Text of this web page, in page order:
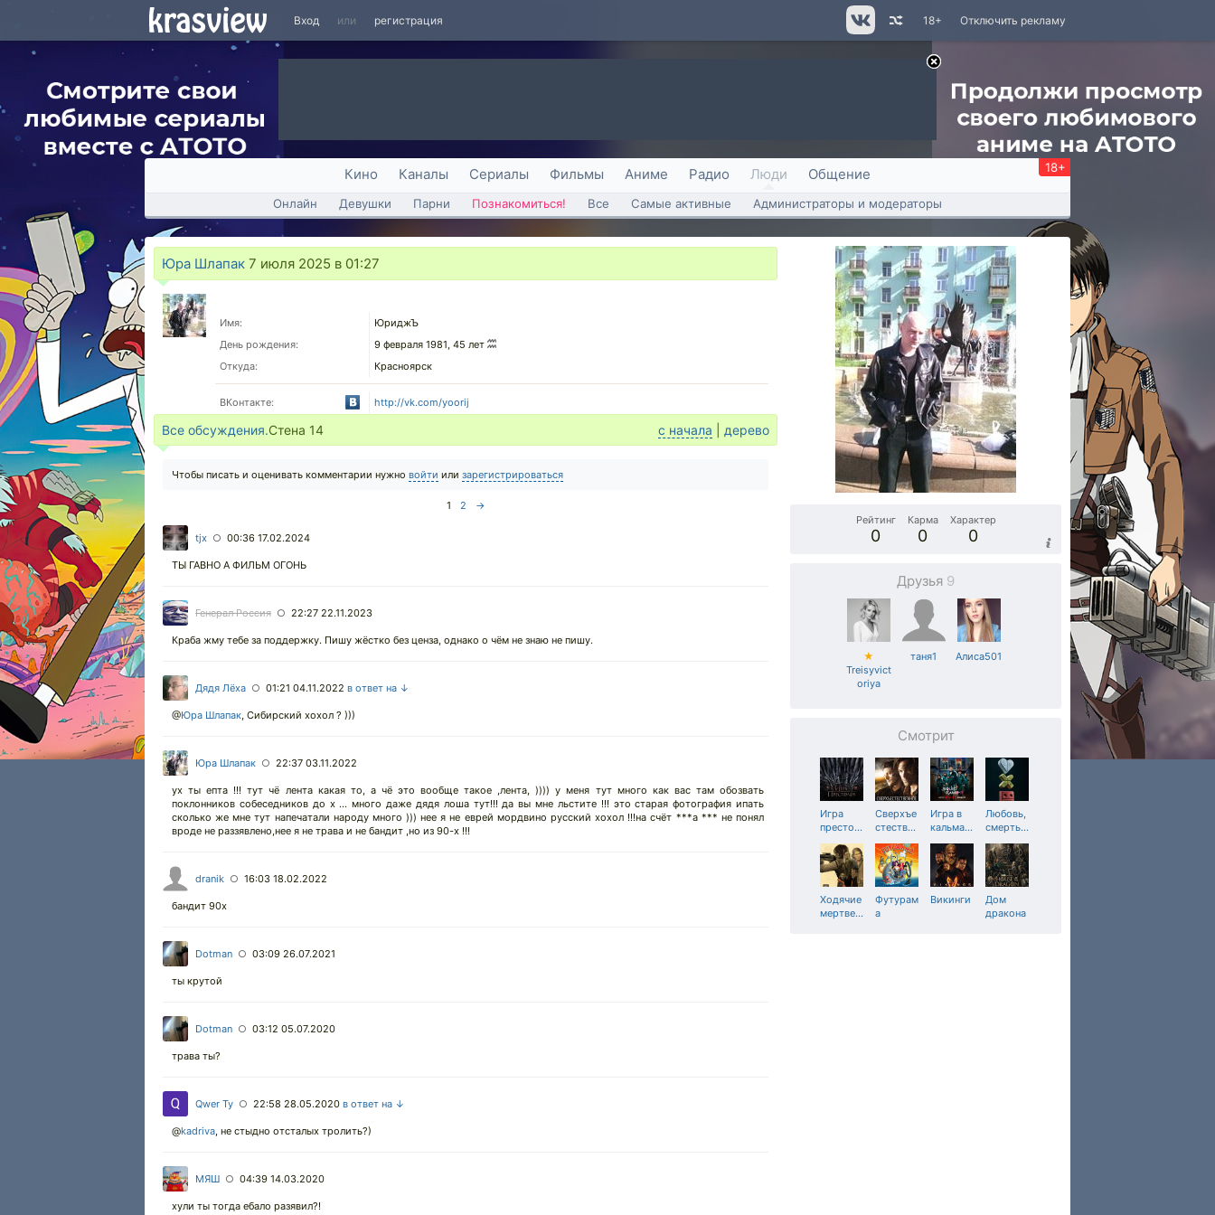
Вход или регистрация Отключить рекламу
18+
Кино Каналы Сериалы Фильмы Аниме Радио Люди Общение 18+
Онлайн Девушки Парни Познакомиться! Все Самые активные Администраторы и модераторы
Юра Шлапак 7 июля 2025 в 01:27
Имя:
ЮриджЪ
День рождения:
9 февраля 1981, 45 лет
Откуда:
Красноярск
ВКонтакте: http://vk.com/yoorij
Все обсуждения.Стена 14 с начала дерево
Чтобы писать и оценивать комментарии нужно войти или зарегистрироваться
1 2 →
tjx ○ 00:36 17.02.2024
ТЫ ГАВНО А ФИЛЬМ ОГОНЬ
Генерал Россия ○ 22:27 22.11.2023
Краба жму тебе за поддержку. Пишу жёстко без ценза, однако о чём не знаю не пишу.
Дядя Лёха ○ 01:21 04.11.2022 в ответ на ↓
@Юра Шлапак, Сибирский хохол ? )))
Юра Шлапак ○ 22:37 03.11.2022
ух ты епта !!! тут чё лента какая то, а чё это вообще такое ,лента, )))) у меня тут много как вас там обозвать
поклонников собеседников до х ... много даже дядя лоша тут!!! да вы мне льстите !!! это старая фотография ипать
сколько же мне тут напечатали народу много ))) нее я не еврей мордвино русский хохол !!!на счёт ***а *** не понял
вроде не раззявлено,нее я не трава и не бандит ,но из 90-х !!!
dranik ○ 16:03 18.02.2022
бандит 90х
Dotman ○ 03:09 26.07.2021
ты крутой
Dotman ○ 03:12 05.07.2020
трава ты?
Qwer Ty ○ 22:58 28.05.2020 в ответ на ↓
@kadriva, не стыдно отсталых тролить?)
МЯШ ○ 04:39 14.03.2020
хули ты тогда ебало разявил?!
Рейтинг
0
Карма
0
Характер
0
Друзья 9
★
Treisyvict
oriya
таня1 Алиса501
Смотрит
Игра
престо…
Сверхъе
стеств…
Игра в
кальма…
Любовь,
смерть…
Ходячие
мертве…
Футурам
а
Викинги
Дом
дракона